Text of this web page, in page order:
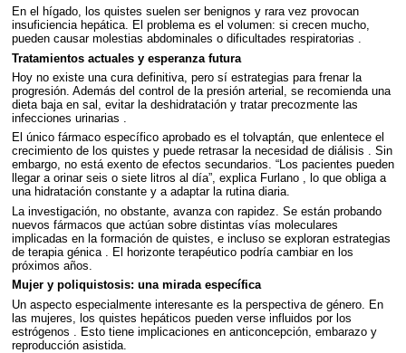
En el hígado, los quistes suelen ser benignos y rara vez provocan
insuficiencia hepática. El problema es el volumen: si crecen mucho,
pueden causar molestias abdominales o dificultades respiratorias .
Tratamientos actuales y esperanza futura
Hoy no existe una cura definitiva, pero sí estrategias para frenar la
progresión. Además del control de la presión arterial, se recomienda una
dieta baja en sal, evitar la deshidratación y tratar precozmente las
infecciones urinarias .
El único fármaco específico aprobado es el tolvaptán, que enlentece el
crecimiento de los quistes y puede retrasar la necesidad de diálisis . Sin
embargo, no está exento de efectos secundarios. “Los pacientes pueden
llegar a orinar seis o siete litros al día”, explica Furlano , lo que obliga a
una hidratación constante y a adaptar la rutina diaria.
La investigación, no obstante, avanza con rapidez. Se están probando
nuevos fármacos que actúan sobre distintas vías moleculares
implicadas en la formación de quistes, e incluso se exploran estrategias
de terapia génica . El horizonte terapéutico podría cambiar en los
próximos años.
Mujer y poliquistosis: una mirada específica
Un aspecto especialmente interesante es la perspectiva de género. En
las mujeres, los quistes hepáticos pueden verse influidos por los
estrógenos . Esto tiene implicaciones en anticoncepción, embarazo y
reproducción asistida.